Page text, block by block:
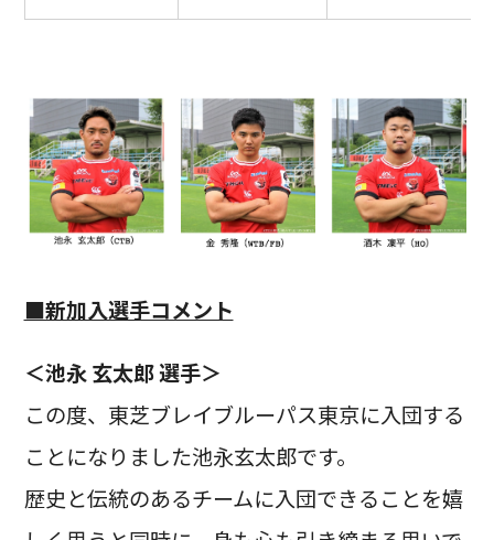
■新加入選手コメント
＜池永 玄太郎 選手＞
この度、東芝ブレイブルーパス東京に入団する
ことになりました池永玄太郎です。
歴史と伝統のあるチームに入団できることを嬉